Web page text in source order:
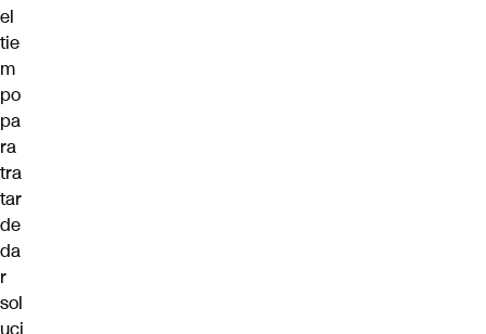
el
tie
m
po
pa
ra
tra
tar
de
da
r
sol